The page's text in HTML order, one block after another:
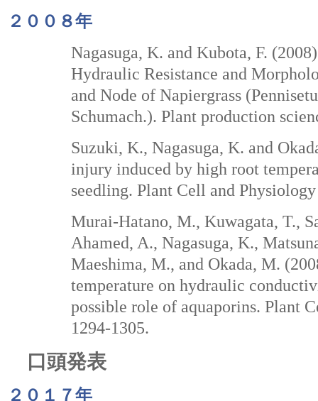
２００８年
Nagasuga, K. and Kubota, F.
Hydraulic Resistance and
and Node of Napiergrass
Schumach.). Plant production
Suzuki, K., Nagasuga, K. and
injury induced by high root
seedling. Plant Cell and
Murai-Hatano, M., Kuwagata, T.,
Ahamed, A., Nagasuga, K.,
Maeshima, M., and Okada, M.
temperature on hydraulic
possible role of aquaporins. Plant
1294-1305.
口頭発表
２０１７年